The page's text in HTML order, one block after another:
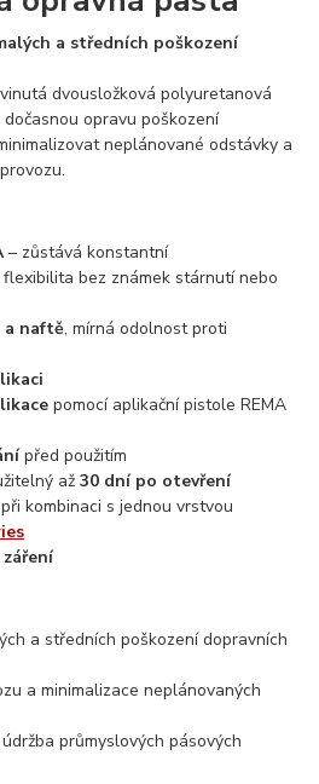
a středních poškození
dvousložková polyuretanová
opravu poškození
neplánované odstávky a
– zůstává konstantní
flexibilita bez známek stárnutí nebo
a naftě, mírná odolnost proti
pomocí aplikační pistole REMA
před použitím
až30 dní po otevření
kombinaci s jednou vrstvou
a středních poškození dopravních
a minimalizace neplánovaných
průmyslových pásových